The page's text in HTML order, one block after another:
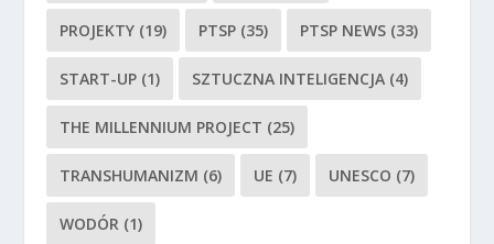
PROJEKTY (19) PTSP (35) PTSP NEWS (33)
START-UP (1) SZTUCZNA INTELIGENCJA (4)
THE MILLENNIUM PROJECT (25)
TRANSHUMANIZM (6) UE (7) UNESCO (7)
WODÓR (1)